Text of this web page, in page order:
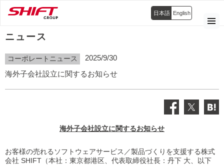
日本語 English
ニュース
コーポレートニュース
2025/9/30
海外子会社設立に関するお知らせ
海外子会社設立に関するお知らせ
お客様の売れるソフトウェアサービス／製品づくりを支援する株式
会社 SHIFT（本社：東京都港区、代表取締役社長：丹下 大、以下